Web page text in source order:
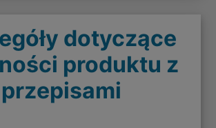
dotyczące
produktu z
przepisami